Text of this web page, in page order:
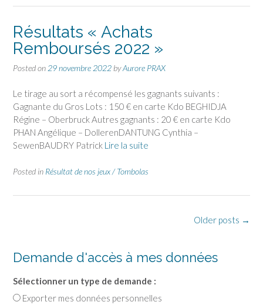
Résultats « Achats
Remboursés 2022 »
Posted on 29 novembre 2022 byAurore PRAX
Le tirage au sort a récompensé les gagnants suivants :
Gagnante du Gros Lots : 150 € en carte Kdo BEGHIDJA
Régine – Oberbruck Autres gagnants : 20 € en carte Kdo
PHAN Angélique – DollerenDANTUNG Cynthia –
SewenBAUDRY Patrick Lire la suite
Posted in Résultat de nos jeux / Tombolas
Older posts →
Demande d'accès à mes données
Sélectionner un type de demande :
Exporter mes données personnelles